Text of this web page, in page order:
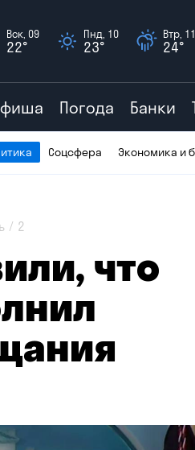
Вск, 09
22°
Пнд, 10
23°
Втр, 11
24°
Погода Банки
Соцсфера Экономика и
2
что